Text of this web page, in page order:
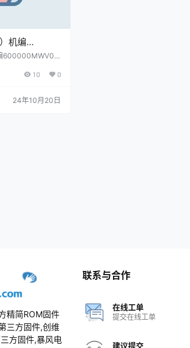
机编
屏程
600000MWV00
包
10 0
24年10月20日
精简ROM固件
三方固件,创维
方固件,暴风电
联系与合作
在线工单
提交在线工单
建议提交